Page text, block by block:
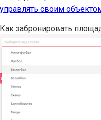
управлять своим
Как забронировать